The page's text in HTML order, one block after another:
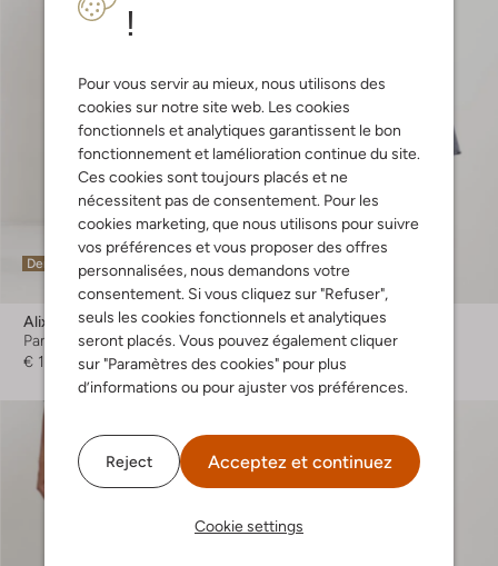
!
Pour vous servir au mieux, nous utilisons des
cookies sur notre site web. Les cookies
fonctionnels et analytiques garantissent le bon
fonctionnement et lamélioration continue du site.
Ces cookies sont toujours placés et ne
nécessitent pas de consentement. Pour les
cookies marketing, que nous utilisons pour suivre
vos préférences et vous proposer des offres
personnalisées, nous demandons votre
consentement. Si vous cliquez sur "Refuser",
seuls les cookies fonctionnels et analytiques
seront placés. Vous pouvez également cliquer
sur "Paramètres des cookies" pour plus
d’informations ou pour ajuster vos préférences.
Reject Acceptez et continuez
Cookie settings
Dernière pièce
Alix The Label
Pantalon court
€ 109,99
Alix The Label
Haut
€ 89,99